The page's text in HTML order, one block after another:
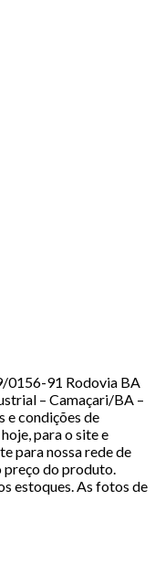
0156-91 Rodovia BA
– Camaçari/BA –
e condições de
para o site e
para nossa rede de
preço do produto.
estoques. As fotos de